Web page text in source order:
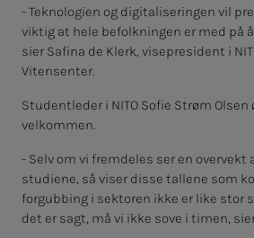
- Teknologien og digitaliseringen vil
viktig at hele befolkningen er med på
sier Safina de Klerk, visepresident i
Vitensenter.
Studentleder i NITO Sofie Strøm
velkommen.
- Selv om vi fremdeles ser en overvekt
studiene, så viser disse tallene som
forgubbing i sektoren ikke er like stor
det er sagt, må vi ikke sove i timen,